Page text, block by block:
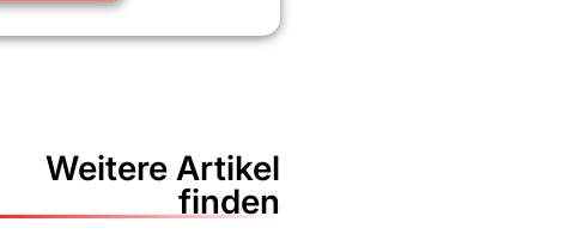
Weitere Artikel
finden